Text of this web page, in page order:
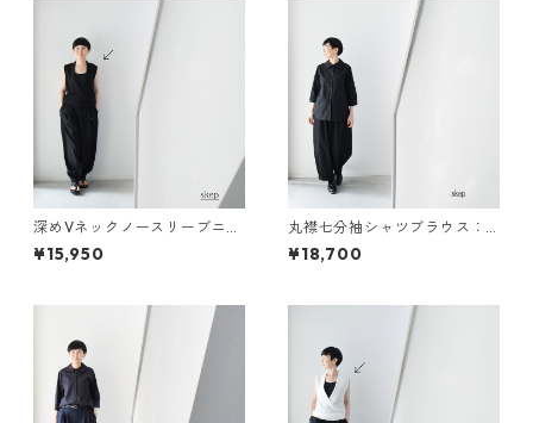
深めVネックノースリーブニッ
ト：黒［NT69NSBK］
¥15,950
丸襟七分袖シャツブラウス：
黒［TO29SHBK］
¥18,700